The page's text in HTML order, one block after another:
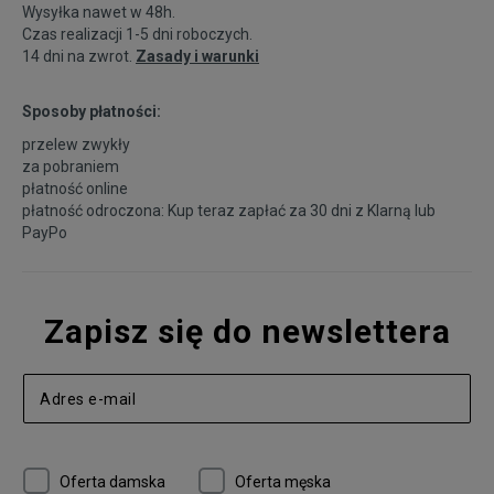
Wysyłka nawet w 48h.
Czas realizacji 1-5 dni roboczych.
14 dni na zwrot. Zasady i warunki
Sposoby płatności:
przelew zwykły
za pobraniem
płatność online
płatność odroczona: Kup teraz zapłać za 30 dni z Klarną lub
PayPo
Zapisz się do newslettera
Oferta damska Oferta męska